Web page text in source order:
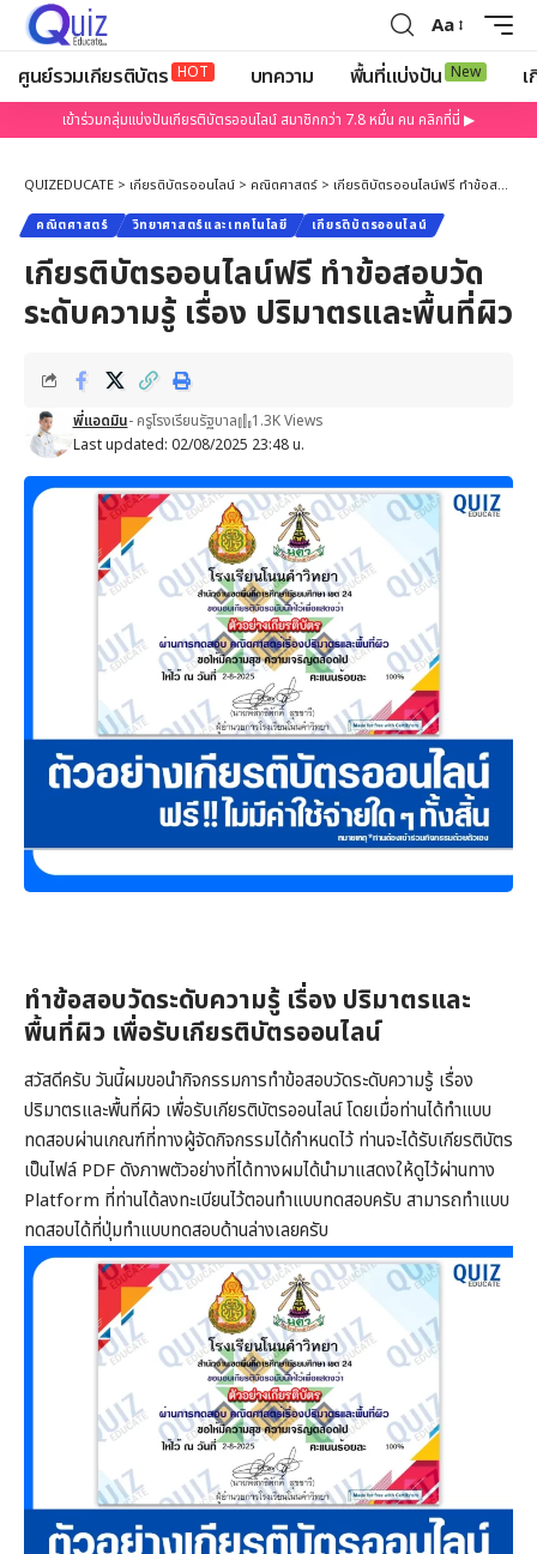
Aa
ศูนย์รวมเกียรติบัตร HOT บทความ พื้นที่แบ่งปัน New
เข้าร่วมกลุ่มแบ่งปันเกียรติบัตรออนไลน์ สมาชิกกว่า 7.8 หมื่น คน คลิกที่นี่ ▶
QUIZEDUCATE > เกียรติบัตรออนไลน์ > คณิตศาสตร์ > เกียรติบัตรออนไลน์ฟรี ทำข้อสอบวัดระดับความรู้ เรื่อง ปริมาตรและพื้นที่ผิว
คณิตศาสตร์ วิทยาศาสตร์และเทคโนโลยี เกียรติบัตรออนไลน์
เกียรติบัตรออนไลน์ฟรี ทำข้อสอบวัด
ระดับความรู้ เรื่อง ปริมาตรและพื้นที่ผิว
Last updated: 02/08/2025 23:48 น.
พี่แอดมิน- ครูโรงเรียนรัฐบาล 1.3K Views
ทำข้อสอบวัดระดับความรู้ เรื่อง ปริมาตรและ
พื้นที่ผิว เพื่อรับเกียรติบัตรออนไลน์
สวัสดีครับ วันนี้ผมขอนำกิจกรรมการทำข้อสอบวัดระดับความรู้ เรื่อง
ปริมาตรและพื้นที่ผิว เพื่อรับเกียรติบัตรออนไลน์ โดยเมื่อท่านได้ทำแบบ
ทดสอบผ่านเกณฑ์ที่ทางผู้จัดกิจกรรมได้กำหนดไว้ ท่านจะได้รับเกียรติบัตร
เป็นไฟล์ PDF ดังภาพตัวอย่างที่ได้ทางผมได้นำมาแสดงให้ดูไว้ผ่านทาง
Platform ที่ท่านได้ลงทะเบียนไว้ตอนทำแบบทดสอบครับ สามารถทำแบบ
ทดสอบได้ที่ปุ่มทำแบบทดสอบด้านล่างเลยครับ